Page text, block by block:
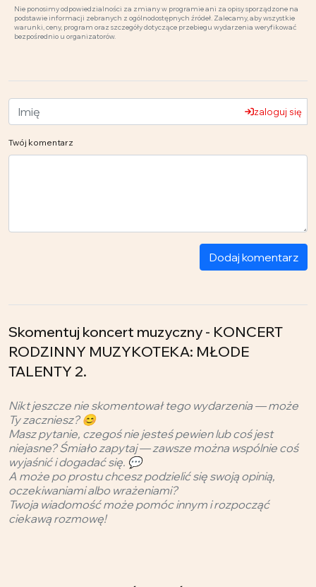
Nie ponosimy odpowiedzialności za zmiany w programie ani za opisy sporządzone na
podstawie informacji zebranych z ogólnodostępnych źródeł. Zalecamy, aby wszystkie
warunki, ceny, program oraz szczegóły dotyczące przebiegu wydarzenia weryfikować
bezpośrednio u organizatorów.
zaloguj się
Twój komentarz
Dodaj komentarz
Skomentuj koncert muzyczny - KONCERT
RODZINNY MUZYKOTEKA: MŁODE
TALENTY 2.
Nikt jeszcze nie skomentował tego wydarzenia — może
Ty zaczniesz? 😊
Masz pytanie, czegoś nie jesteś pewien lub coś jest
niejasne? Śmiało zapytaj — zawsze można wspólnie coś
wyjaśnić i dogadać się. 💬
A może po prostu chcesz podzielić się swoją opinią,
oczekiwaniami albo wrażeniami?
Twoja wiadomość może pomóc innym i rozpocząć
ciekawą rozmowę!